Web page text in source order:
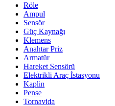
Röle
Ampul
Sensör
Güç Kaynağı
Klemens
Anahtar Priz
Armatür
Hareket Sensörü
Elektrikli Araç İstasyonu
Kaplin
Pense
Tornavida